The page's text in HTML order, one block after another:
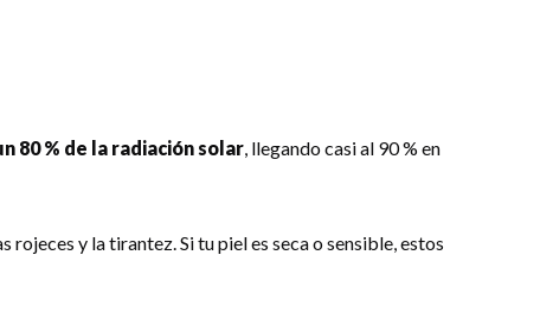
80 % de la radiación solar, llegando casi al 90 % en
y la tirantez. Si tu piel es seca o sensible, estos